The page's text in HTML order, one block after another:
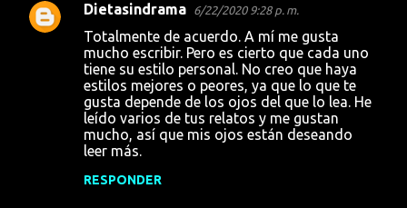
C
Dietasindrama 6/22/2020 9:28 p. m.
Totalmente de acuerdo. A mí me gusta
mucho escribir. Pero es cierto que cada uno
tiene su estilo personal. No creo que haya
estilos mejores o peores, ya que lo que te
gusta depende de los ojos del que lo lea. He
leído varios de tus relatos y me gustan
mucho, así que mis ojos están deseando
leer más.
RESPONDER